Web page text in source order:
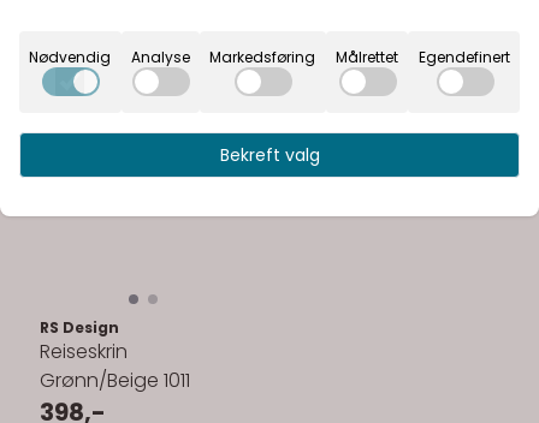
RS Design
Reiseskrin
Grønn/Beige 1011
398,-
669,-
Kjøp
Nødvendig Analyse Markedsføring Målrettet Egendefinert
Bekreft valg